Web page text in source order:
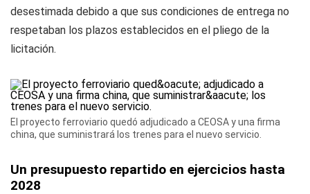
desestimada debido a que sus condiciones de entrega no
respetaban los plazos establecidos en el pliego de la
licitación.
El proyecto ferroviario quedó adjudicado a CEOSA y una firma
china, que suministrará los trenes para el nuevo servicio.
Un presupuesto repartido en ejercicios hasta
2028